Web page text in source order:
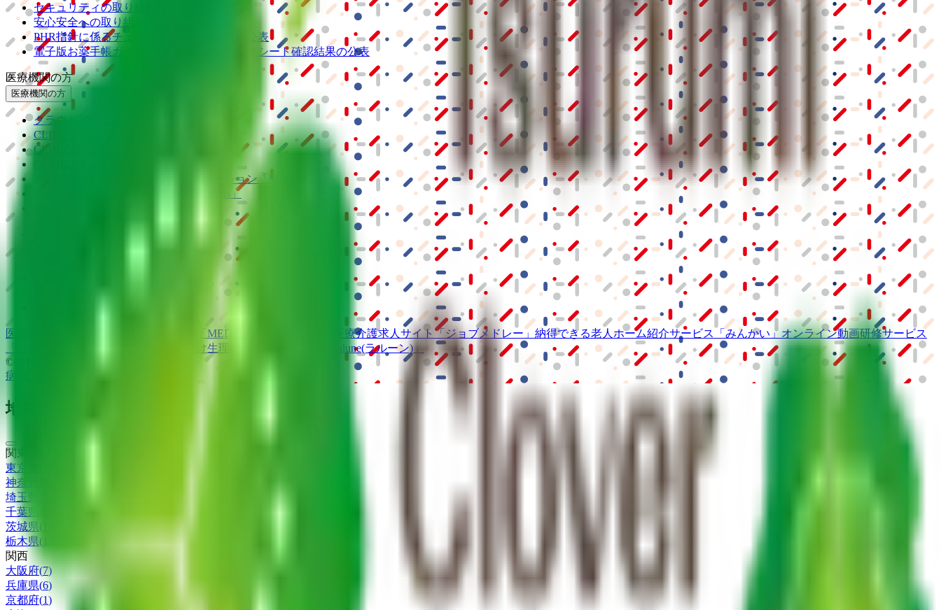
セキュリティの取り組み
安心安全への取り組み
PHR指針に係るチェックシート確認結果の公表
電子版お薬手帳ガイドラインに係るチェックシート確認結果の公表
医療機関の方
医療機関の方
クラウド診療
CLINICS予約
CLINICSオンライン診療
調剤薬局向け統合型クラウドソリューション「MEDIXS」
「Dentis」
特定商取引法に基づく表記
ロゴ利用ガイドライン
医師たちがつくる 「MEDLEY」 医療介護求人サイト 「ジョブメドレー」 納得できる老人ホーム紹介サービス 「みんかい」 オンライン動画研修サービス
女性向け生理予測・妊活アプリ
「Lalune(ラルーン)」
©2016 MEDLEY, INC.
病院・診療所
地域からさがす
関東
東京都
神奈川県
埼玉県
千葉県
茨城県(
栃木県(
関西
大阪府(7)
兵庫県(6)
京都府(1)